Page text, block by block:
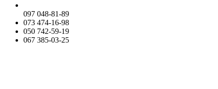
097 048-81-89
073 474-16-98
050 742-59-19
067 385-03-25